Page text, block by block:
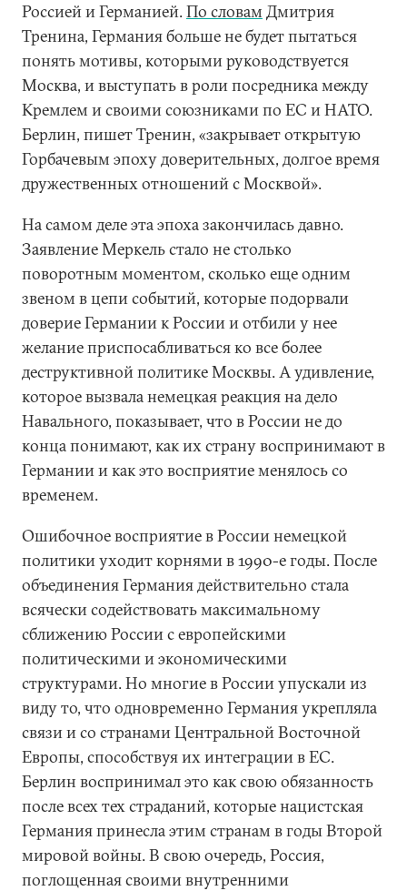
Россией и Германией.По словам Дмитрия
Тренина, Германия больше не будет пытаться
понять мотивы, которыми руководствуется
Москва, и выступать в роли посредника между
Кремлем и своими союзниками по ЕС и НАТО.
Берлин, пишет Тренин, «закрывает открытую
Горбачевым эпоху доверительных, долгое время
дружественных отношений с Москвой».
На самом деле эта эпоха закончилась давно.
Заявление Меркель стало не столько
поворотным моментом, сколько еще одним
звеном в цепи событий, которые подорвали
доверие Германии к России и отбили у нее
желание приспосабливаться ко все более
деструктивной политике Москвы. А удивление,
которое вызвала немецкая реакция на дело
Навального, показывает, что в России не до
конца понимают, как их страну воспринимают в
Германии и как это восприятие менялось со
временем.
Ошибочное восприятие в России немецкой
политики уходит корнями в 1990-е годы. После
объединения Германия действительно стала
всячески содействовать максимальному
сближению России с европейскими
политическими и экономическими
структурами. Но многие в России упускали из
виду то, что одновременно Германия укрепляла
связи и со странами Центральной Восточной
Европы, способствуя их интеграции в ЕС.
Берлин воспринимал это как свою обязанность
после всех тех страданий, которые нацистская
Германия принесла этим странам в годы Второй
мировой войны. В свою очередь, Россия,
поглощенная своими внутренними